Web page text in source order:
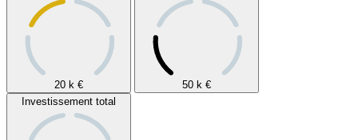
20 k € 50 k €
Investissement total